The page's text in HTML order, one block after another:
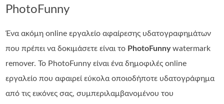
PhotoFunny
Ένα ακόμη online εργαλείο αφαίρεσης υδατογραφημάτων
που πρέπει να δοκιμάσετε είναι το PhotoFunnywatermark
remover. Το PhotoFunny είναι ένα δημοφιλές online
εργαλείο που αφαιρεί εύκολα οποιοδήποτε υδατογράφημα
από τις εικόνες σας, συμπεριλαμβανομένου του